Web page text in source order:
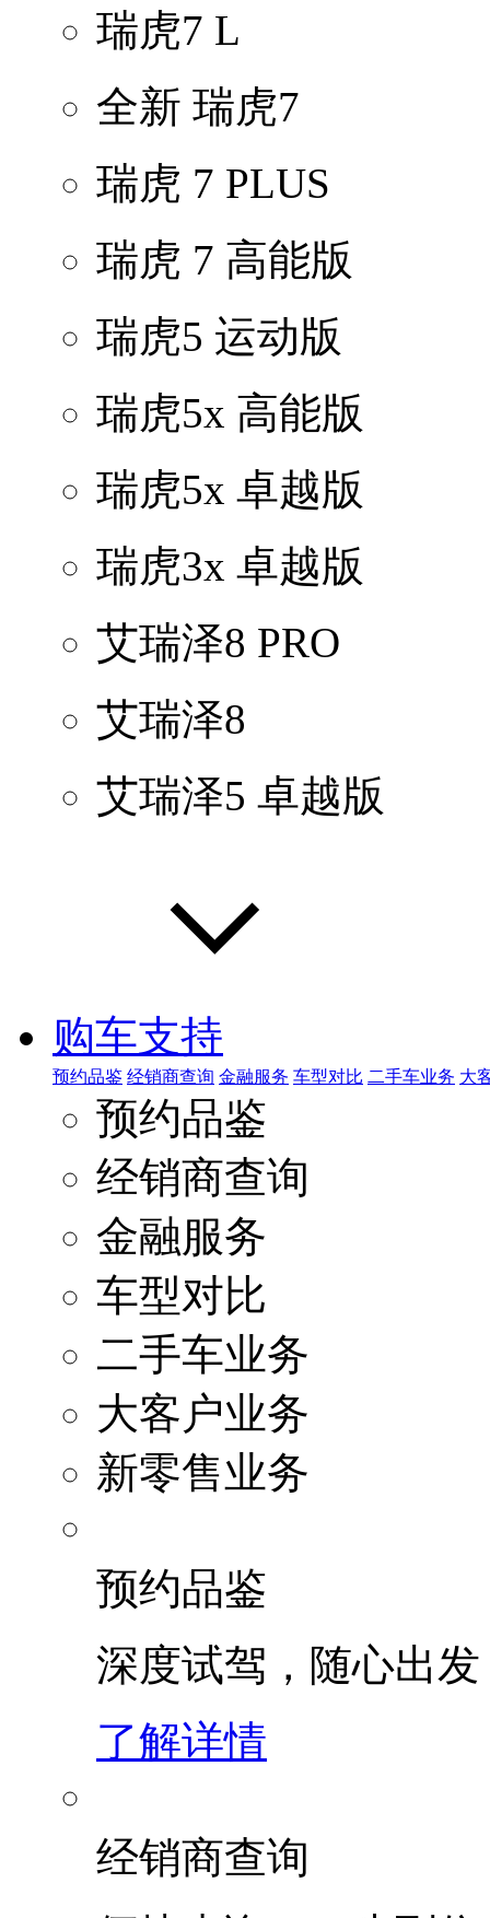
瑞虎7 L
全新 瑞虎7
瑞虎 7 PLUS
瑞虎 7 高能版
瑞虎5 运动版
瑞虎5x 高能版
瑞虎5x 卓越版
瑞虎3x 卓越版
艾瑞泽8 PRO
艾瑞泽8
艾瑞泽5 卓越版
购车支持
预约品鉴 经销商查询 金融服务 车型对比 二手车业务 大
预约品鉴
经销商查询
金融服务
车型对比
二手车业务
大客户业务
新零售业务
预约品鉴
深度试驾，随心出发
了解详情
经销商查询